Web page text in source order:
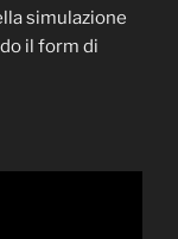
simulazione
il form di